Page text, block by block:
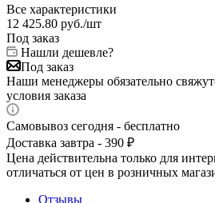
Все характеристики
12 425.80 руб./шт
Под заказ
Нашли дешевле?
Под заказ
Наши менеджеры обязательно
условия заказа
Самовывоз сегодня - бесплатно
Доставка завтра - 390 ₽
Цена действительна только для
отличаться от цен в розничных
Отзывы